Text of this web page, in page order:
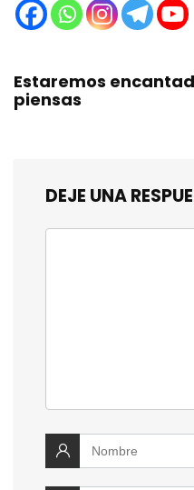
Estaremos
piensas
DEJE UNA